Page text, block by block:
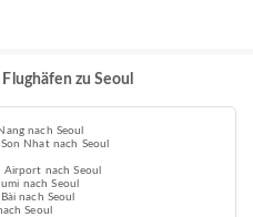
zu Seoul
nach Seoul
Nhat nach Seoul
nach Seoul
nach Seoul
nach Seoul
Seoul